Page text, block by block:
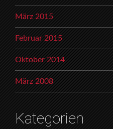
März 2015
Februar 2015
Oktober 2014
März 2008
Kategorien